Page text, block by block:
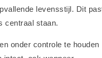
levensstijl. Dit
centraal staan.
onder controle te houden